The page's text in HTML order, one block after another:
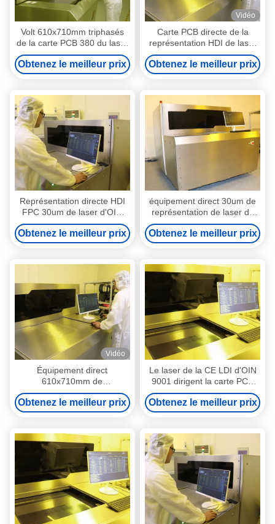
Volt 610x710mm triphasés
de la carte PCB 380 du laser
HDI de LD
Obtenez le meilleur prix
Vidéo
Carte PCB directe de la
représentation HDI de laser
380 volts de triphasée
Obtenez le meilleur prix
Représentation directe HDI
FPC 30um de laser d'OIN
9001 LDI
Obtenez le meilleur prix
équipement direct 30um de
représentation de laser de
610mmx710mm
Obtenez le meilleur prix
Vidéo
Équipement direct
610x710mm de
représentation de laser de la
carte PCB HDI FPC
Obtenez le meilleur prix
Le laser de la CE LDI d'OIN
9001 dirigent la carte PCB
0.05mm-3.5mm de
représentation
Obtenez le meilleur prix